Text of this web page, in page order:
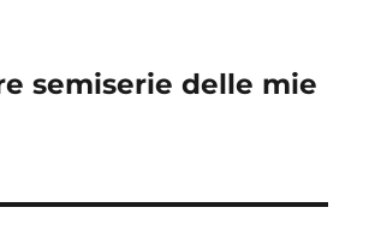
semiserie delle mie